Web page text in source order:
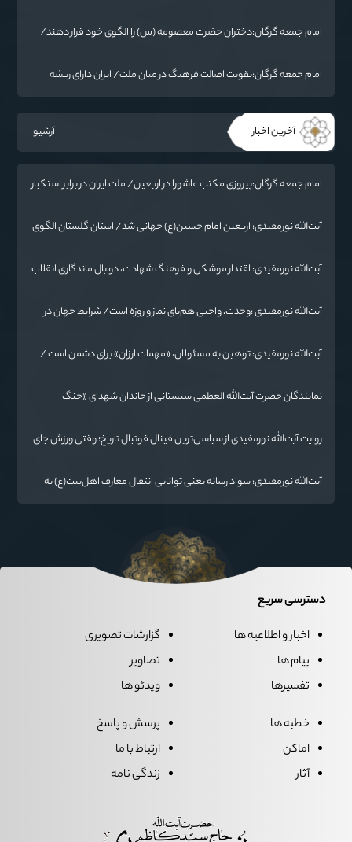
امام جمعه گرگان:دختران حضرت معصومه (س) را الگوی خود قرار دهند/
امام جمعه گرگان:تقویت اصالت فرهنگ در میان ملت/ ایران دارای ریشه
آخرین اخبار آرشیو
امام جمعه گرگان:پیروزی مکتب عاشورا در اربعین/ ملت ایران در برابر استکبار
آیت‌الله نورمفیدی: اربعین امام حسین(ع) جهانی شد/ استان گلستان الگوی
آیت‌الله نورمفیدی: اقتدار موشکی و فرهنگ شهادت، دو بال ماندگاری انقلاب
آیت‌الله نورمفیدی :وحدت، واجبی هم‌پای نماز و روزه است/ شرایط جهان در
آیت‌الله نورمفیدی: توهین به مسئولان، «مهمات ارزان» برای دشمن است /
نمایندگان حضرت آیت‌الله العظمی سیستانی از خاندان شهدای «جنگ
روایت آیت‌الله نورمفیدی از سیاسی‌ترین فینال فوتبال تاریخ؛ وقتی ورزش جای
آیت‌الله نورمفیدی: سواد رسانه یعنی توانایی انتقال معارف اهل‌بیت(ع) به
دسترسی سریع
اخبار و اطلاعیه ها
پیام ها
تفسیرها
گزارشات تصویری
تصاویر
ویدئو ها
خطبه ها
اماکن
آثار
پرسش و پاسخ
ارتباط با ما
زندگی نامه